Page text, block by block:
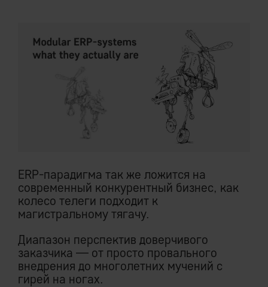
ERP-парадигма так же ложится на
современный конкурентный бизнес, как
колесо телеги подходит к
магистральному тягачу.
Диапазон перспектив доверчивого
заказчика — от просто провального
внедрения до многолетних мучений с
гирей на ногах.